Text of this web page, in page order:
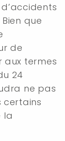
que
de
aux termes
24
ne pas
certains
la